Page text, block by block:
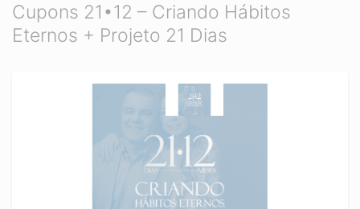
Cupons 21•12 – Criando Hábitos
Eternos + Projeto 21 Dias